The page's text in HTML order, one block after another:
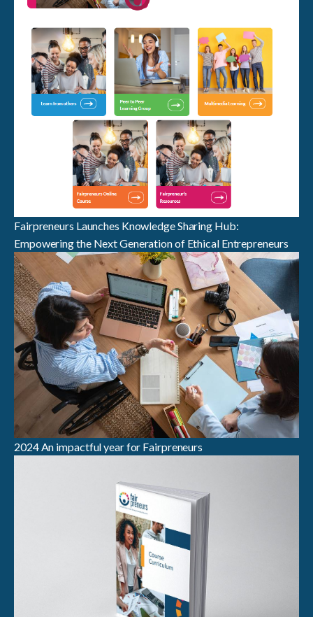
Fairpreneurs Launches Knowledge Sharing Hub:
Empowering the Next Generation of Ethical Entrepreneurs
2024 An impactful year for Fairpreneurs